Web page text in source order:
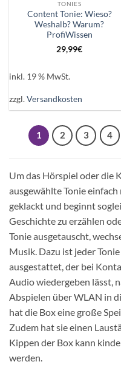
TONIES
Content Tonie: Wieso?
Weshalb? Warum?
ProfiWissen
29,99€
inkl. 19 % MwSt.
zzgl.Versandkosten
1 2 3 4
Um das Hörspiel oder die
ausgewählte Tonie
geklackt und beginnt
Geschichte zu erzählen
Tonie ausgetauscht,
Musik. Dazu ist jeder
ausgestattet, der bei
Audio wiedergeben lässt,
Abspielen über WLAN in
hat die Box eine große
Zudem hat sie einen
Kippen der Box kann
werden.